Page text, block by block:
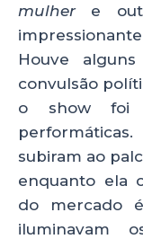
mulhere
Houve
convulsão
o show foi
subiram ao
enquanto ela
do mercado
iluminavam